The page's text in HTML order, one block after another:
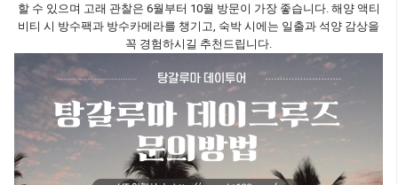
할 수 있으며 고래 관찰은 6월부터 10월 방문이 가장 좋습니다. 해양 액티
비티 시 방수팩과 방수카메라를 챙기고, 숙박 시에는 일출과 석양 감상을
꼭 경험하시길 추천드립니다.